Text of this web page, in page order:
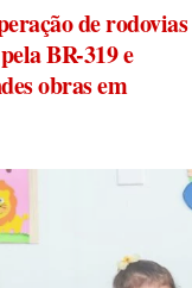
de rodovias
BR-319 e
obras em